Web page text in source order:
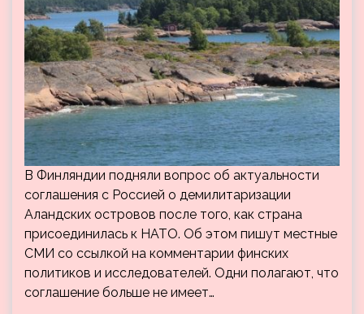
В Финляндии подняли вопрос об актуальности
соглашения с Россией о демилитаризации
Аландских островов после того, как страна
присоединилась к НАТО. Об этом пишут местные
СМИ со ссылкой на комментарии финских
политиков и исследователей. Одни полагают, что
соглашение больше не имеет…